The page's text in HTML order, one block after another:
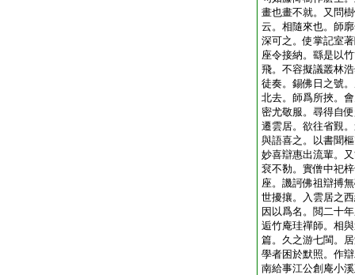
畫也畫不就。又問
云。相隨來也。師
深可之。使掌記室
座令接納。繇是以
飛。不容擬議叢林
徒奏。錫佛日之號
北去。師爲所挾。
密尤敬服。尋得自
遷雲居。欲往省覲
與語喜之。以書聞
妙喜辯惠出流輩。
袞不勌。實僧中祀
座。譏訶佛祖辯搏
世擾攘。入雲居之
因以爲名。閲二十
逅竹庵珪禪師。相
篇。久之游七閩。
學者困於默照。作
南給事江公創庵小